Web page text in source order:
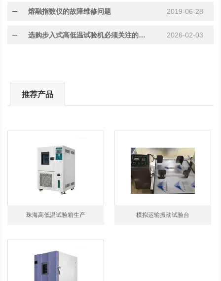
熔融指数仪的故障维修问题 2019-06-28
选购步入式高低温试验机必须关注的五大核心指标 2026-02-03
推荐产品
珠海高低温试验箱生产 模拟运输振动试验台